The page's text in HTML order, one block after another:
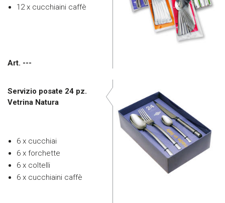
12 x cucchiaini caffè
Art. ---
Servizio posate 24 pz.
Vetrina Natura
6 x cucchiai
6 x forchette
6 x coltelli
6 x cucchiaini caffè